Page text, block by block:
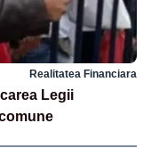
Realitatea Financiara
Legii